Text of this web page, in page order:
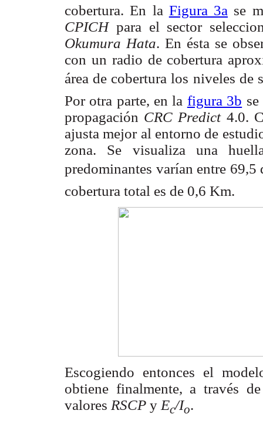
cobertura. En la Figura 3a se
CPICH para el sector
Okumura Hata. En ésta se
con un radio de cobertura
área de cobertura los niveles de
Por otra parte, en la figura 3b
propagación CRC Predict 4.0.
ajusta mejor al entorno de
zona. Se visualiza una
predominantes varían entre
cobertura total es de 0,6 Km.
Escogiendo entonces el
obtiene finalmente, a través
valores RSCP y Ec/Io.